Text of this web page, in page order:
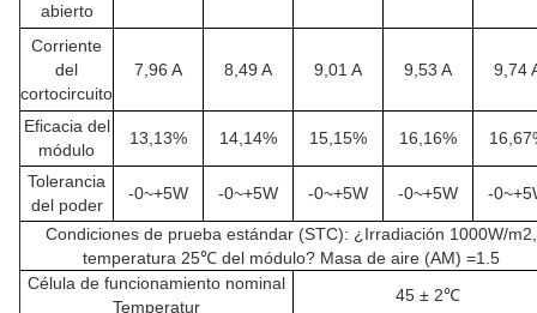
abierto
Corriente
del
cortocircuito
7,96 A 8,49 A 9,01 A 9,53 A 9,74
Eficacia del
módulo
13,13% 14,14% 15,15% 16,16%
Tolerancia
del poder
-0~+5W -0~+5W -0~+5W -0~+5W -
Condiciones de prueba estándar (STC): ¿Irradiación 1000W/m2,
temperatura 25℃ del módulo? Masa de aire (AM) =1.5
Célula de funcionamiento nominal
Temperatur
45 ± 2℃